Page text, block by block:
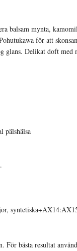
balsam mynta,
för att
glans. Delikat doft med
pälshälsa
För bästa resultat